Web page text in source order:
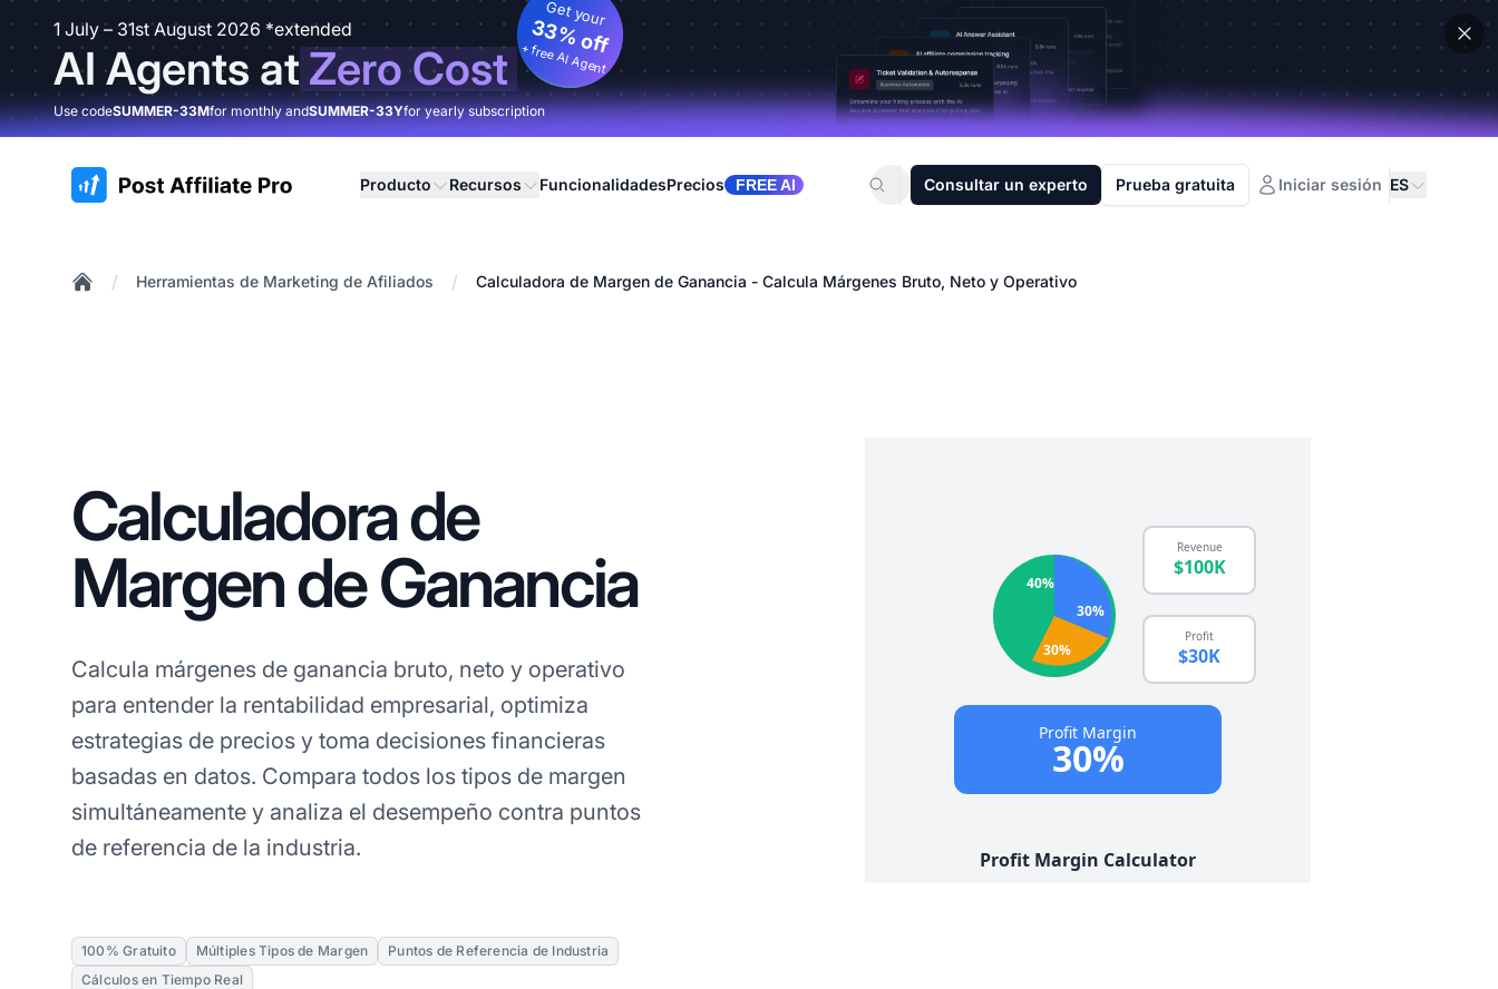
1 July – 31st August 2026 *extended
AI Agents atZero Cost
Get your
33% off
+ free AI Agent
Use codeSUMMER-33Mfor monthly andSUMMER-33Yfor yearly subscription
:site.title Producto Recursos FuncionalidadesPrecios FREE AI Consultar un experto Prueba gratuita Iniciar sesión ES
/ Herramientas de Marketing de Afiliados / Calculadora de Margen de Ganancia - Calcula Márgenes Bruto, Neto y Operativo
Calculadora de
Margen de Ganancia
Calcula márgenes de ganancia bruto, neto y operativo
para entender la rentabilidad empresarial, optimiza
estrategias de precios y toma decisiones financieras
basadas en datos. Compara todos los tipos de margen
simultáneamente y analiza el desempeño contra puntos
de referencia de la industria.
100% Gratuito Múltiples Tipos de Margen
Puntos de Referencia de Industria
Cálculos en Tiempo Real